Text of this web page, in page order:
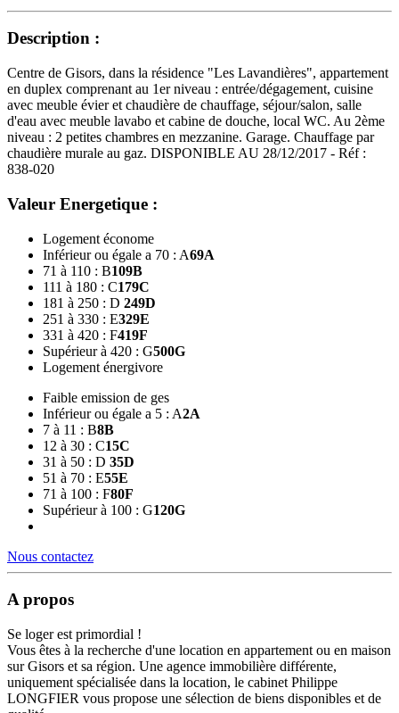
Description :
Centre de Gisors, dans la résidence "Les Lavandières", appartement
en duplex comprenant au 1er niveau : entrée/dégagement, cuisine
avec meuble évier et chaudière de chauffage, séjour/salon, salle
d'eau avec meuble lavabo et cabine de douche, local WC. Au 2ème
niveau : 2 petites chambres en mezzanine. Garage. Chauffage par
chaudière murale au gaz. DISPONIBLE AU 28/12/2017 - Réf :
838-020
Valeur Energetique :
Logement économe
Inférieur ou égale a 70 : A69A
71 à 110 : B109B
111 à 180 : C179C
181 à 250 : D 249D
251 à 330 : E329E
331 à 420 : F419F
Supérieur à 420 : G500G
Logement énergivore
Faible emission de ges
Inférieur ou égale a 5 : A2A
7 à 11 : B8B
12 à 30 : C15C
31 à 50 : D 35D
51 à 70 : E55E
71 à 100 : F80F
Supérieur à 100 : G120G
Nous contactez
A propos
Se loger est primordial !
Vous êtes à la recherche d'une location en appartement ou en maison
sur Gisors et sa région. Une agence immobilière différente,
uniquement spécialisée dans la location, le cabinet Philippe
LONGFIER vous propose une sélection de biens disponibles et de